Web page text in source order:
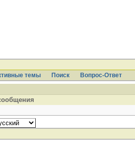
темы Поиcк
Вопрос-Ответ